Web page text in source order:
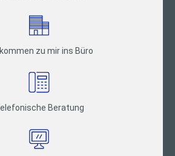
zu mir ins Büro
Beratung